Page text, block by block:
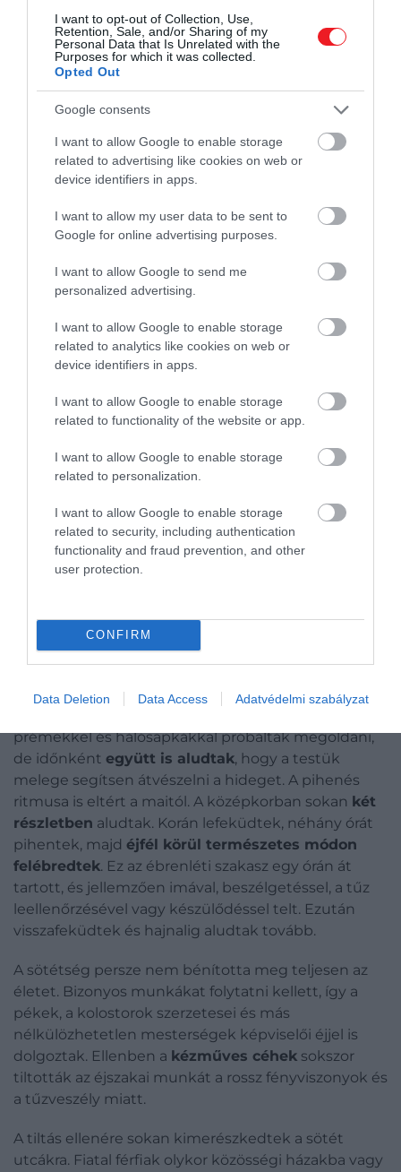
I want to opt-out of Collection, Use,
Retention, Sale, and/or Sharing of my
Personal Data that Is Unrelated with the
Purposes for which it was collected.
Opted Out
Google consents
I want to allow Google to enable storage
related to advertising like cookies on web or
device identifiers in apps.
I want to allow my user data to be sent to
Google for online advertising purposes.
I want to allow Google to send me
personalized advertising.
I want to allow Google to enable storage
related to analytics like cookies on web or
device identifiers in apps.
I want to allow Google to enable storage
related to functionality of the website or app.
I want to allow Google to enable storage
related to personalization.
I want to allow Google to enable storage
related to security, including authentication
functionality and fraud prevention, and other
user protection.
CONFIRM
Data Deletion Data Access Adatvédelmi szabályzat
tűz vagy nagyobb zavar esetén pedig riadót fújtak.
törvényekis tükrözték, mennyivel
veszélyesebbnek tartották az éjszakát. Bizonyos
bűncselekményekért, amennyibensötétedés után
követték el őket, súlyosabb büntetés is járt. Ezek a
tettek sokak szemében előre megfontolt
rosszindulatottükröztek. Hogy ne érje őket
retorzió,az emberek erődként zárták magukra
tehetősebbek erősebb vasalatokat is használhattak,
az ablakokat pedig spalettákkal védték.
a fegyverek erejében hittek: a nemesek kardot, a
parasztok botot, baltát vagy más munkaeszközt
különösen fontos volt, mert ugatása a fekete
csendben az egyik legjobb riasztórendszernek
számított. Lefekvés előtt az emberek imában kértek
védelmet a veszélyek, a démonok és a rémálmok
ellen. A legtöbben éjjeli edényt tartottak az ágyuk
merészkedni.
ezért a megfelelő hőmérséklet biztosítása
prémekkel és hálósapkákkal próbálták megoldani,
de időnként együtt is aludtak, hogy a testük
melege segítsen átvészelni a hideget. A pihenés
ritmusa is eltért a maitól. A középkorban sokan két
részletben aludtak. Korán lefeküdtek, néhány órát
pihentek, majd éjfél körül természetes módon
felébredtek. Ez az ébrenléti szakasz egy órán át
tartott, és jellemzően imával, beszélgetéssel, a tűz
leellenőrzésével vagy készülődéssel telt. Ezután
visszafeküdtek és hajnalig aludtak tovább.
A sötétség persze nem bénította meg teljesen az
életet. Bizonyos munkákat folytatni kellett, így a
pékek, a kolostorok szerzetesei és más
nélkülözhetetlen mesterségek képviselői éjjel is
dolgoztak. Ellenben a kézműves céhek sokszor
tiltották az éjszakai munkát a rossz fényviszonyok és
a tűzveszély miatt.
A tiltás ellenére sokan kimerészkedtek a sötét
utcákra. Fiatal férfiak olykor közösségi házakba vagy